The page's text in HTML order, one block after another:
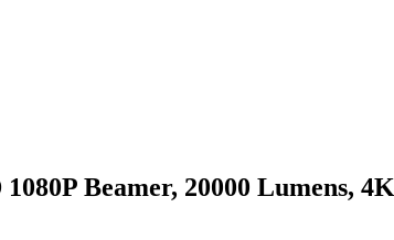
Beamer, 20000 Lumens,